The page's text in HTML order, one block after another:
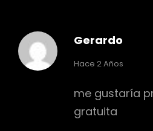
Gerardo
dice:
Hace 2 Años
me gustaría
gratuita